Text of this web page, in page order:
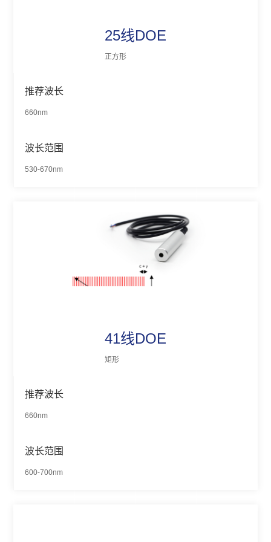
25线DOE
正方形
推荐波长
660nm
波长范围
530-670nm
41线DOE
矩形
推荐波长
660nm
波长范围
600-700nm